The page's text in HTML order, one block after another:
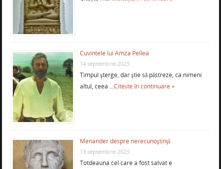
Cuvintele lui Amza Pellea
14 septembrie 2023
Timpul şterge, dar ştie să păstreze, ca nimeni
altul, ceea …Citește în continuare »
Menander despre nerecunoştinţă
13 septembrie 2023
Totdeauna cel care a fost salvat e